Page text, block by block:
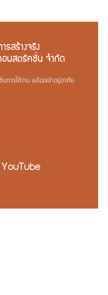
รสร้างจริง
นสตรัคชั่น จำกัด
การใช้งาน พร้อมเข้าอยู่อาศัย